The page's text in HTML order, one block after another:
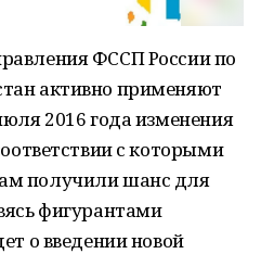
ФССП России по
активно применяют
2016 года изменения
с которыми
получили шанс для
фигурантами
о введении новой